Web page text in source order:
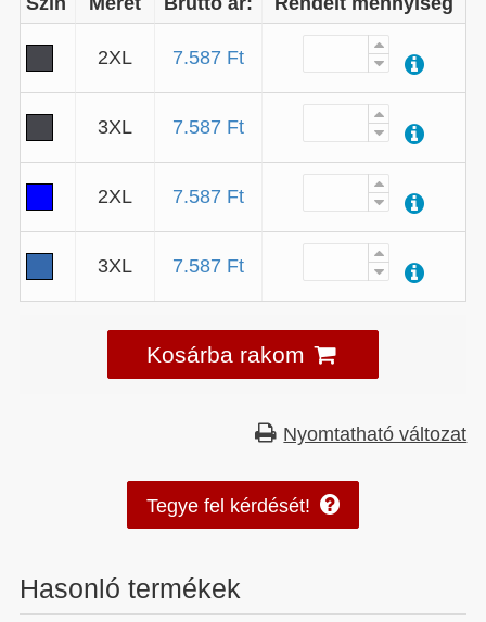
2XL 7.587 Ft
3XL 7.587 Ft
2XL 7.587 Ft
3XL 7.587 Ft
Kosárba rakom
Nyomtatható változat
Tegye fel kérdését!
Hasonló termékek